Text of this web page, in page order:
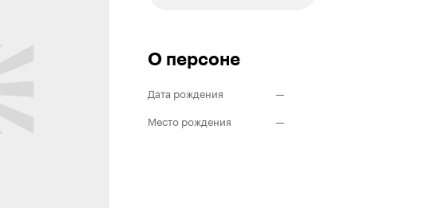
О персоне
Дата рождения
—
Место рождения
—